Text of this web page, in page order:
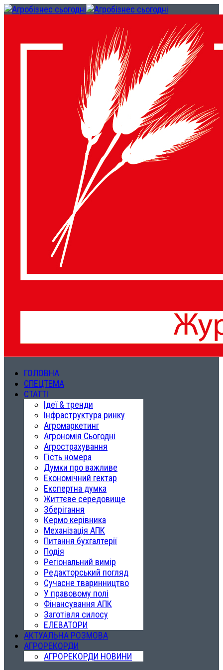
ГОЛОВНА
СПЕЦТЕМА
СТАТТІ
Ідеї & тренди
Інфраструктура ринку
Агромаркетинг
Агрономія Сьогодні
Агрострахування
Гість номера
Думки про важливе
Економічний гектар
Експертна думка
Життєве середовище
Зберігання
Кермо керівника
Механізація АПК
Питання бухгалтерії
Подія
Регіональний вимір
Редакторський погляд
Сучасне тваринництво
У правовому полі
Фінансування АПК
Заготівля силосу
ЕЛЕВАТОРИ
АКТУАЛЬНА РОЗМОВА
АГРОРЕКОРДИ
АГРОРЕКОРДИ НОВИНИ